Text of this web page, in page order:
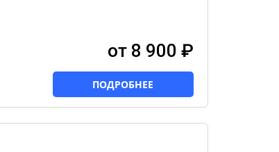
от 8 900 ₽
ПОДРОБНЕЕ